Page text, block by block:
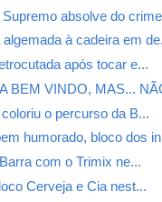
absolve do
à cadeira em
após tocar e...
BEM VINDO, MAS...
o percurso da B...
humorado, bloco dos
com o Trimix ne...
Cerveja e Cia nest...